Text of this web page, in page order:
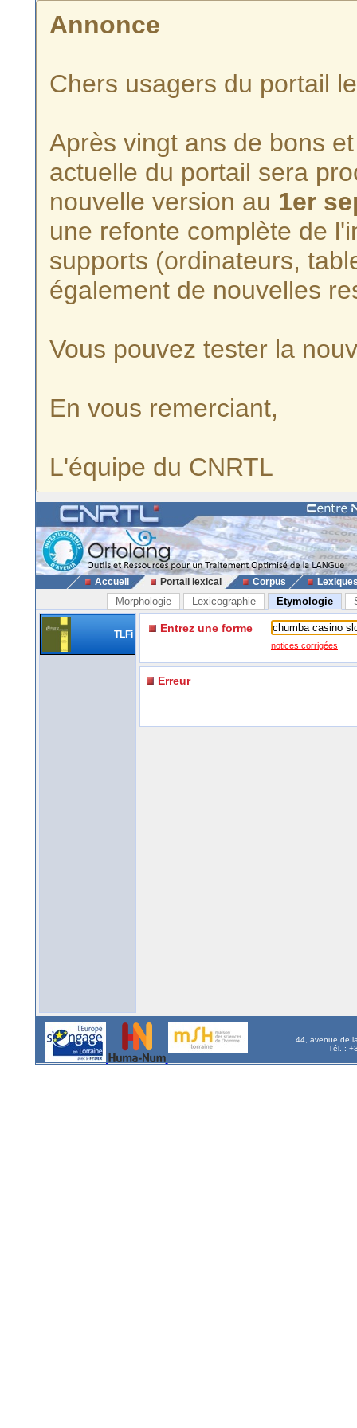
Annonce
Chers usagers du portail
Après vingt ans de bons
actuelle du portail sera
nouvelle version au 1er
une refonte complète de
supports (ordinateurs,
également de nouvelles
Vous pouvez tester la
En vous remerciant,
L'équipe du CNRTL
Accueil Portail lexical Corpus
Morphologie Lexicographie Etymologie
TLFi Entrez une forme
notices corrigées
Erreur
44, avenue de
Tél. :